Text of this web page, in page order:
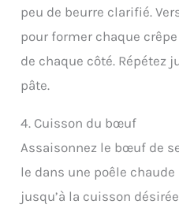
peu de beurre clarifié.
pour former chaque
de chaque côté. Répétez
pâte.
4. Cuisson du bœuf
Assaisonnez le bœuf de
le dans une poêle
jusqu’à la cuisson